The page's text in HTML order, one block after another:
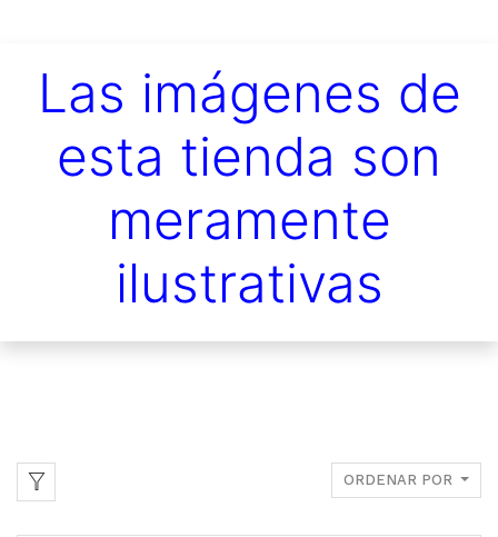
Las imágenes de
esta tienda son
meramente
ilustrativas
ORDENAR POR